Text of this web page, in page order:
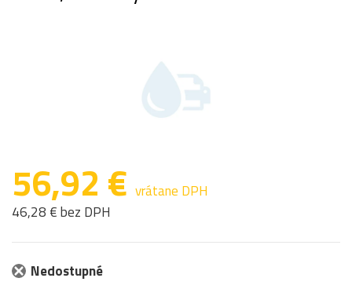
56,92 € vrátane DPH
46,28 € bez DPH
Nedostupné